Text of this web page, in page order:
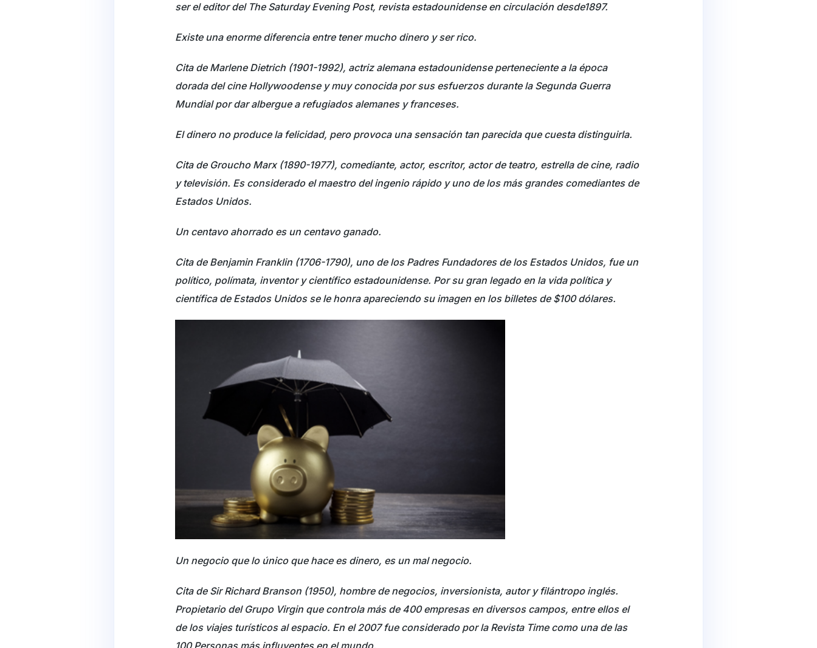
ser el editor del The Saturday Evening Post, revista estadounidense en circulación desde1897.
Existe una enorme diferencia entre tener mucho dinero y ser rico.
Cita de Marlene Dietrich (1901-1992), actriz alemana estadounidense perteneciente a la época
dorada del cine Hollywoodense y muy conocida por sus esfuerzos durante la Segunda Guerra
Mundial por dar albergue a refugiados alemanes y franceses.
El dinero no produce la felicidad, pero provoca una sensación tan parecida que cuesta distinguirla.
Cita de Groucho Marx (1890-1977), comediante, actor, escritor, actor de teatro, estrella de cine, radio
y televisión. Es considerado el maestro del ingenio rápido y uno de los más grandes comediantes de
Estados Unidos.
Un centavo ahorrado es un centavo ganado.
Cita de Benjamin Franklin (1706-1790), uno de los Padres Fundadores de los Estados Unidos, fue un
político, polímata, inventor y científico estadounidense. Por su gran legado en la vida política y
científica de Estados Unidos se le honra apareciendo su imagen en los billetes de $100 dólares.
Un negocio que lo único que hace es dinero, es un mal negocio.
Cita de Sir Richard Branson (1950), hombre de negocios, inversionista, autor y filántropo inglés.
Propietario del Grupo Virgin que controla más de 400 empresas en diversos campos, entre ellos el
de los viajes turísticos al espacio. En el 2007 fue considerado por la Revista Time como una de las
100 Personas más influyentes en el mundo.